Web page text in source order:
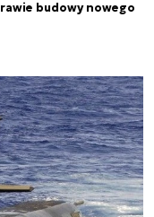
budowy nowego